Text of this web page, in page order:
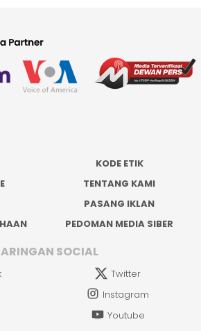
KODE ETIK
TENTANG KAMI
PASANG IKLAN
PEDOMAN MEDIA SIBER
SOCIAL
Twitter
Instagram
Youtube